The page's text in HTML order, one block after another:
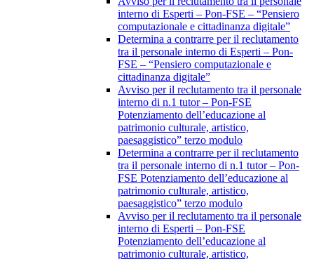
interno di Esperti – Pon-FSE – “Pensiero
computazionale e cittadinanza digitale”
Determina a contrarre per il reclutamento
tra il personale interno di Esperti – Pon-
FSE – “Pensiero computazionale e
cittadinanza digitale”
Avviso per il reclutamento tra il personale
interno di n.1 tutor – Pon-FSE
Potenziamento dell’educazione al
patrimonio culturale, artistico,
paesaggistico” terzo modulo
Determina a contrarre per il reclutamento
tra il personale interno di n.1 tutor – Pon-
FSE Potenziamento dell’educazione al
patrimonio culturale, artistico,
paesaggistico” terzo modulo
Avviso per il reclutamento tra il personale
interno di Esperti – Pon-FSE
Potenziamento dell’educazione al
patrimonio culturale, artistico,